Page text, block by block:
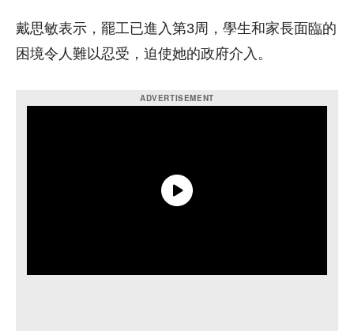
戴思敏表示，罷工已進入第3周，學生和家長面臨的
困境令人難以忍受，迫使她的政府介入。